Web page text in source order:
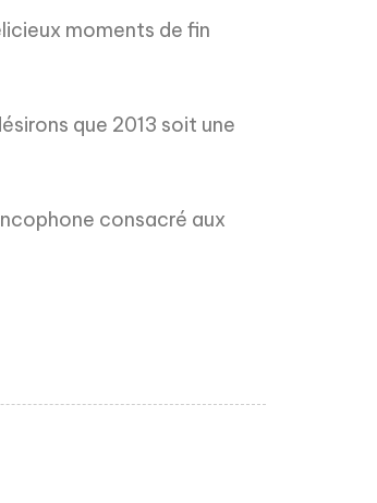
moments de fin
que 2013 soit une
consacré aux